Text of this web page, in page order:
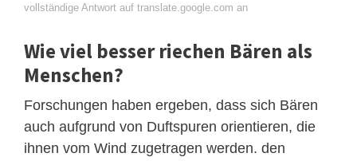
vollständige Antwort auf translate.google.com an
Wie viel besser riechen Bären als
Menschen?
Forschungen haben ergeben, dass sich Bären
auch aufgrund von Duftspuren orientieren, die
ihnen vom Wind zugetragen werden. den